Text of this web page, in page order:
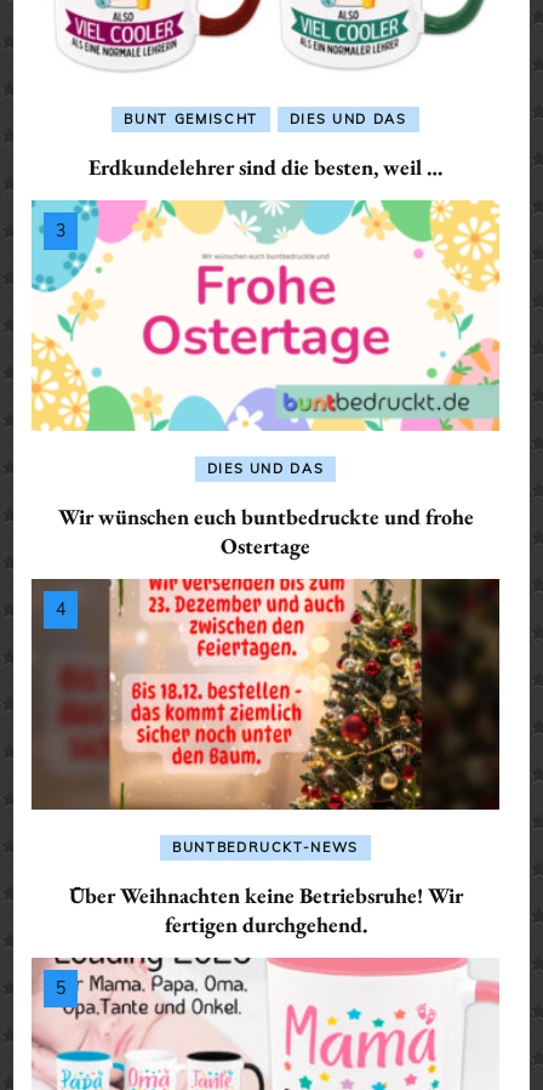
BUNT GEMISCHT DIES UND DAS
Erdkundelehrer sind die besten, weil …
DIES UND DAS
Wir wünschen euch buntbedruckte und frohe
Ostertage
BUNTBEDRUCKT-NEWS
Über Weihnachten keine Betriebsruhe! Wir
fertigen durchgehend.